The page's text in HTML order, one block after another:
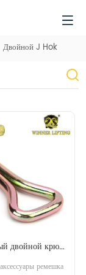
Двойной J Hok
двойной крюк
ремешка